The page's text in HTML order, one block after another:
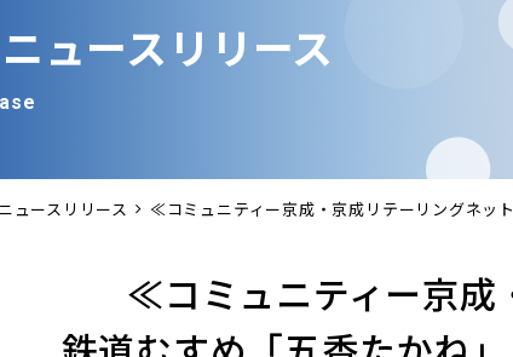
ニュースリリース
ュースリリース ≪コミュニティー京成・京成リテーリングネッ
≪コミュニティー京